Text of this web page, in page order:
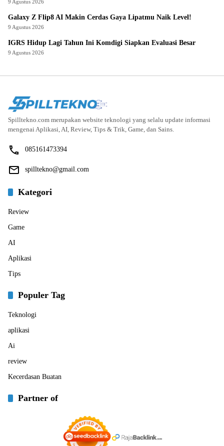
9 Agustus 2026
Galaxy Z Flip8 AI Makin Cerdas Gaya Lipatmu Naik Level!
9 Agustus 2026
IGRS Hidup Lagi Tahun Ini Komdigi Siapkan Evaluasi Besar
9 Agustus 2026
Spilltekno.com merupakan website teknologi yang selalu update informasi
mengenai Aplikasi, AI, Review, Tips & Trik, Game, dan Sains.
085161473394
spilltekno@gmail.com
Kategori
Review
Game
AI
Aplikasi
Tips
Populer Tag
Teknologi
aplikasi
Ai
review
Kecerdasan Buatan
Partner of